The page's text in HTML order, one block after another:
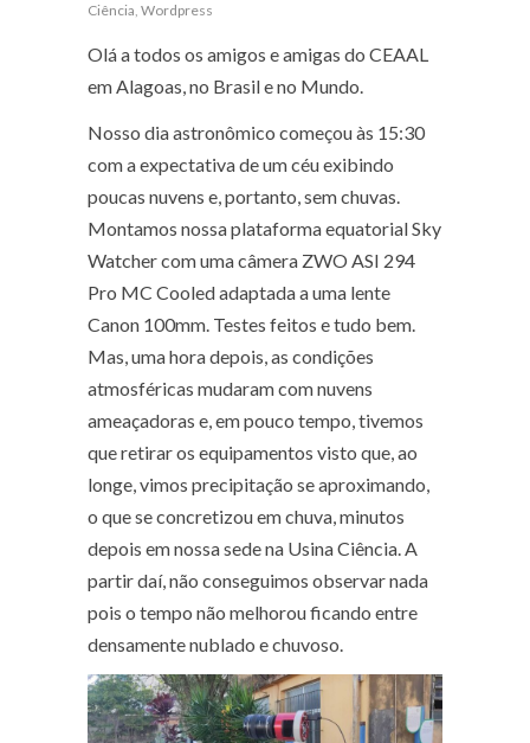
Ciência, Wordpress
Olá a todos os amigos e amigas do CEAAL
em Alagoas, no Brasil e no Mundo.
Nosso dia astronômico começou às 15:30
com a expectativa de um céu exibindo
poucas nuvens e, portanto, sem chuvas.
Montamos nossa plataforma equatorial Sky
Watcher com uma câmera ZWO ASI 294
Pro MC Cooled adaptada a uma lente
Canon 100mm. Testes feitos e tudo bem.
Mas, uma hora depois, as condições
atmosféricas mudaram com nuvens
ameaçadoras e, em pouco tempo, tivemos
que retirar os equipamentos visto que, ao
longe, vimos precipitação se aproximando,
o que se concretizou em chuva, minutos
depois em nossa sede na Usina Ciência. A
partir daí, não conseguimos observar nada
pois o tempo não melhorou ficando entre
densamente nublado e chuvoso.